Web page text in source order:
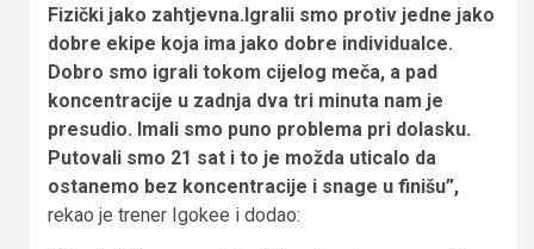
Fizički jako zahtjevna.Igralii smo protiv jedne jako
dobre ekipe koja ima jako dobre individualce.
Dobro smo igrali tokom cijelog meča, a pad
koncentracije u zadnja dva tri minuta nam je
presudio. Imali smo puno problema pri dolasku.
Putovali smo 21 sat i to je možda uticalo da
ostanemo bez koncentracije i snage u finišu”,
rekao je trener Igokee i dodao: